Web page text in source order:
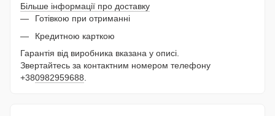
Більше інформації про доставку
Готівкою при отриманні
Кредитною карткою
Гарантія від виробника вказана у описі.
Звертайтесь за контактним номером телефону
+380982959688